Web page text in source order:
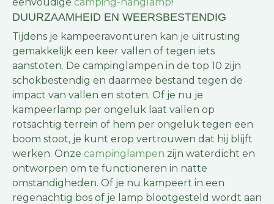
DUURZAAMHEID EN WEERSBESTENDIG
Tijdens je kampeeravonturen kan je uitrusting
gemakkelijk een keer vallen of tegen iets
aanstoten. De campinglampen in de top 10 zijn
schokbestendig en daarmee bestand tegen de
impact van vallen en stoten. Of je nu je
kampeerlamp per ongeluk laat vallen op
rotsachtig terrein of hem per ongeluk tegen een
boom stoot, je kunt erop vertrouwen dat hij blijft
werken. Onze campinglampen zijn waterdicht en
ontworpen om te functioneren in natte
omstandigheden. Of je nu kampeert in een
regenachtig bos of je lamp blootgesteld wordt aan